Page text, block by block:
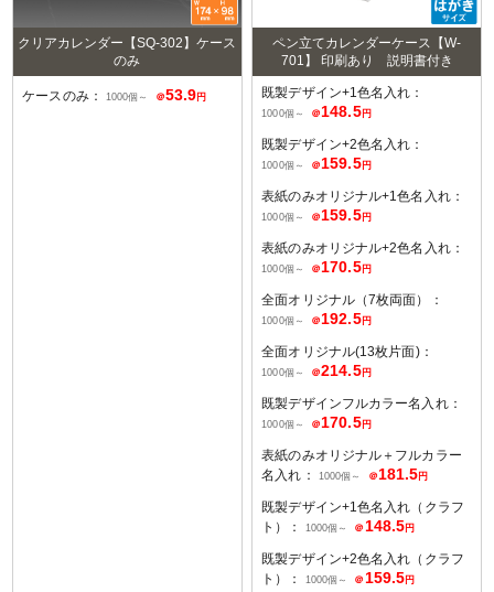
クリアカレンダー【SQ-302】ケース
のみ
ケースのみ： 1000個～ ＠53.9 円
ペン立てカレンダーケース【W-
701】 印刷あり 説明書付き
既製デザイン+1色名入れ：
1000個～ ＠148.5円
既製デザイン+2色名入れ：
1000個～ ＠159.5円
表紙のみオリジナル+1色名入れ：
1000個～ ＠159.5円
表紙のみオリジナル+2色名入れ：
1000個～ ＠170.5円
全面オリジナル（7枚両面）：
1000個～ ＠192.5円
全面オリジナル(13枚片面)：
1000個～ ＠214.5円
既製デザインフルカラー名入れ：
1000個～ ＠170.5円
表紙のみオリジナル＋フルカラー
名入れ：
1000個～ ＠181.5 円
既製デザイン+1色名入れ（クラフ
ト）：
1000個～ ＠ 148.5 円
既製デザイン+2色名入れ（クラフ
ト）：
1000個～ ＠ 159.5 円